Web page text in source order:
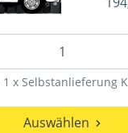
x Selbstanlieferung
Auswählen